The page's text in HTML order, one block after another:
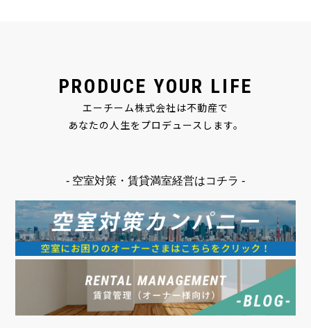
PRODUCE YOUR LIFE
エーチーム株式会社は不動産で
あなたの人生をプロデュースします。
- 空室対策・賃貸満室経営はコチラ -